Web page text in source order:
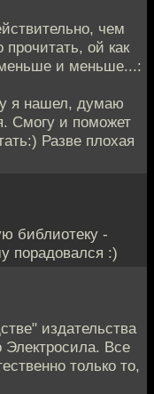
чем
ой как
и меньше...:
я нашел, думаю
Смогу и поможет
Разве плохая
библиотеку -
порадовался :)
издательства
Электросила. Все
только то,